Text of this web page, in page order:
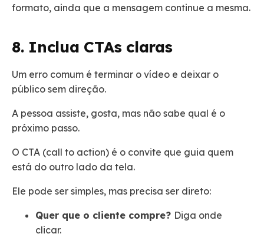
formato, ainda que a mensagem continue a mesma.
8. Inclua CTAs claras
Um erro comum é terminar o vídeo e deixar o
público sem direção.
A pessoa assiste, gosta, mas não sabe qual é o
próximo passo.
O CTA (call to action) é o convite que guia quem
está do outro lado da tela.
Ele pode ser simples, mas precisa ser direto:
Quer que o cliente compre? Diga onde
clicar.